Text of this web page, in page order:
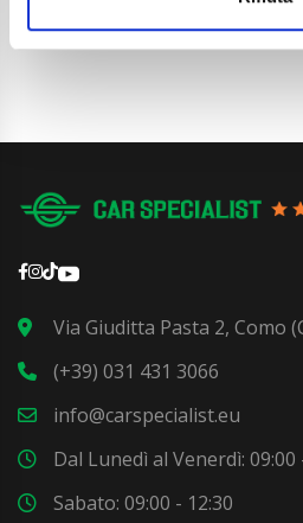
Via Giuditta Pasta 2, Como
(+39) 031 431 3066
info@carspecialist.eu
Dal Lunedì al Venerdì:
Sabato: 09:00 - 12:30